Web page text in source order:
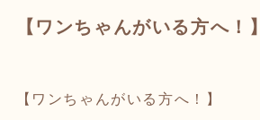
【ワンちゃんがいる方へ！】
【ワンちゃんがいる方へ！】